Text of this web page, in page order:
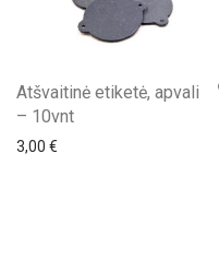
Atšvaitinė etiketė, apvali
– 10vnt
3,00 €